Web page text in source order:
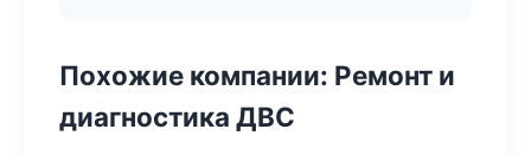
Похожие компании: Ремонт и
диагностика ДВС